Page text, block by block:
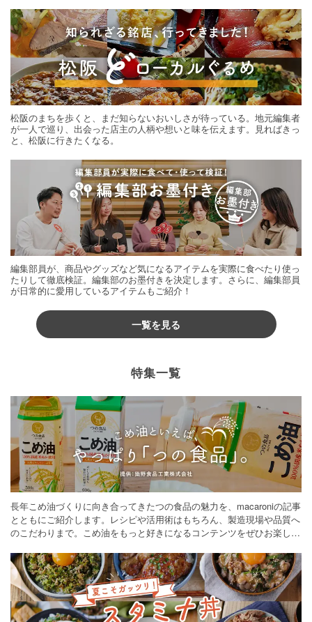
松阪のまちを歩くと、まだ知らないおいしさが待っている。地元編集者
が一人で巡り、出会った店主の人柄や想いと味を伝えます。見ればきっ
と、松阪に行きたくなる。
編集部員が、商品やグッズなど気になるアイテムを実際に食べたり使っ
たりして徹底検証。編集部のお墨付きを決定します。さらに、編集部員
が日常的に愛用しているアイテムもご紹介！
一覧を見る
特集一覧
長年こめ油づくりに向き合ってきたつの食品の魅力を、macaroniの記事
とともにご紹介します。レシピや活用術はもちろん、製造現場や品質へ
のこだわりまで。こめ油をもっと好きになるコンテンツをぜひお楽しみ